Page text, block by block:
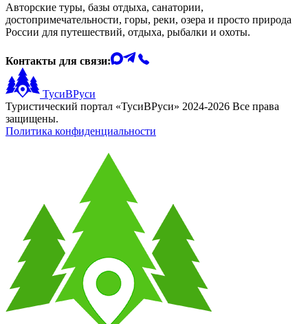
Авторские туры, базы отдыха, санатории,
достопримечательности, горы, реки, озера и просто природа
России для путешествий, отдыха, рыбалки и охоты.
Контакты для связи:
ТусиВРуси
Туристический портал «ТусиВРуси» 2024-2026 Все права
защищены.
Политика конфиденциальности